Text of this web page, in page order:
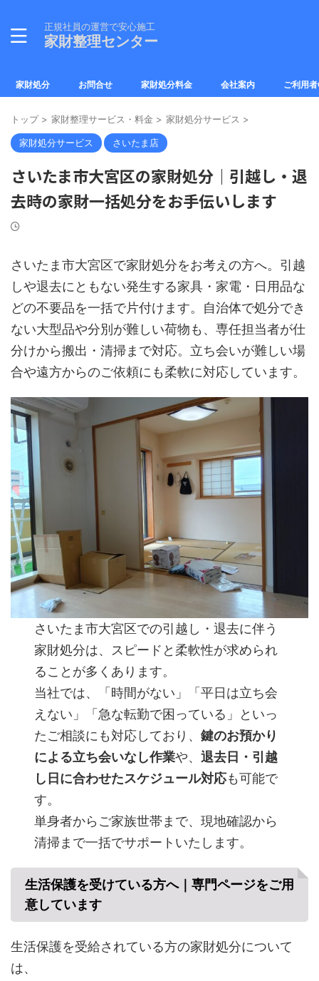
正規社員の運営で安心施工
家財整理センター
家財処分 お問合せ 家財処分料金 会社案内 ご利用
トップ > 家財整理サービス・料金 > 家財処分サービス >
家財処分サービス さいたま店
さいたま市大宮区の家財処分｜引越し・退
去時の家財一括処分をお手伝いします
さいたま市大宮区で家財処分をお考えの方へ。引越
しや退去にともない発生する家具・家電・日用品な
どの不要品を一括で片付けます。自治体で処分でき
ない大型品や分別が難しい荷物も、専任担当者が仕
分けから搬出・清掃まで対応。立ち会いが難しい場
合や遠方からのご依頼にも柔軟に対応しています。
さいたま市大宮区での引越し・退去に伴う
家財処分は、スピードと柔軟性が求められ
ることが多くあります。
当社では、「時間がない」「平日は立ち会
えない」「急な転勤で困っている」といっ
たご相談にも対応しており、鍵のお預かり
による立ち会いなし作業や、退去日・引越
し日に合わせたスケジュール対応も可能で
す。
単身者からご家族世帯まで、現地確認から
清掃まで一括でサポートいたします。
生活保護を受けている方へ｜専門ページをご用
意しています
生活保護を受給されている方の家財処分について
は、